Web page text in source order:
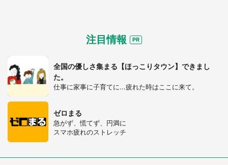
注目情報
全国の優しさ集まる【ほっこりタウン】できまし
た。
仕事に家事に子育てに...疲れた時はここに来て。
ゼロまる
急がず、慌てず、円満に
スマホ疲れのストレッチ